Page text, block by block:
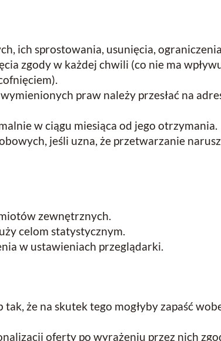
ich sprostowania, usunięcia, ograniczenia
zgody w każdej chwili (co nie ma
praw należy przesłać na
w ciągu miesiąca od jego otrzymania.
jeśli uzna, że przetwarzanie
zewnętrznych.
celom statystycznym.
w ustawieniach przeglądarki.
że na skutek tego mogłyby zapaść
oferty po wyrażeniu przez nich